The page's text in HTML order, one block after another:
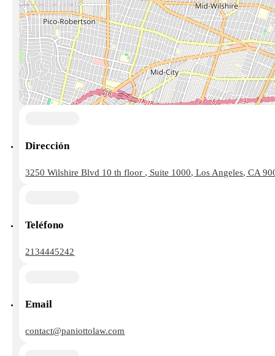
Dirección
3250 Wilshire Blvd 10 th floor , Suite 1000, Los Angeles, CA
Teléfono
2134445242
Email
contact@paniottolaw.com